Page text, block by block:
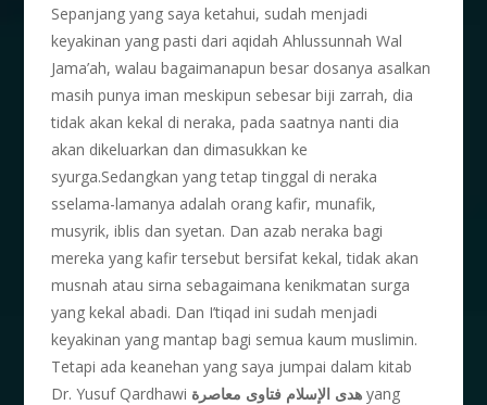
Sepanjang yang saya ketahui, sudah menjadi
keyakinan yang pasti dari aqidah Ahlussunnah Wal
Jama’ah, walau bagaimanapun besar dosanya asalkan
masih punya iman meskipun sebesar biji zarrah, dia
tidak akan kekal di neraka, pada saatnya nanti dia
akan dikeluarkan dan dimasukkan ke
syurga.Sedangkan yang tetap tinggal di neraka
sselama-lamanya adalah orang kafir, munafik,
musyrik, iblis dan syetan. Dan azab neraka bagi
mereka yang kafir tersebut bersifat kekal, tidak akan
musnah atau sirna sebagaimana kenikmatan surga
yang kekal abadi. Dan I’tiqad ini sudah menjadi
keyakinan yang mantap bagi semua kaum muslimin.
Tetapi ada keanehan yang saya jumpai dalam kitab
Dr. Yusuf Qardhawi هدى الإسلام فتاوى معاصرة yang